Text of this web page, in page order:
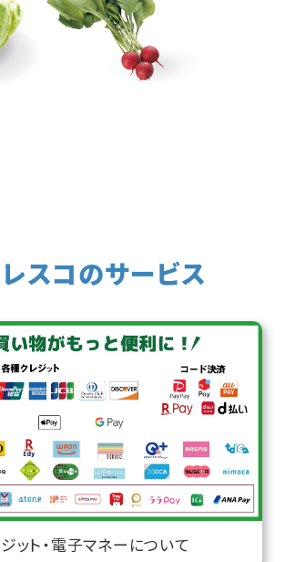
スコのサービス
ット・電子マネーについて